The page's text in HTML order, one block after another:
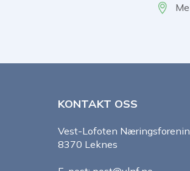
KONTAKT OSS
Vest-Lofoten
8370 Leknes